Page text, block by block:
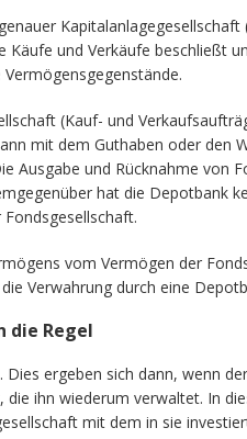
Käufe und Verkäufe beschließt
(Kauf- und
mit dem Guthaben oder den
Ausgabe und Rücknahme von
hat die Depotbank
vom Vermögen der
Verwahrung durch eine
die Regel
ergeben sich dann, wenn
die ihn wiederum verwaltet. In
mit dem in sie